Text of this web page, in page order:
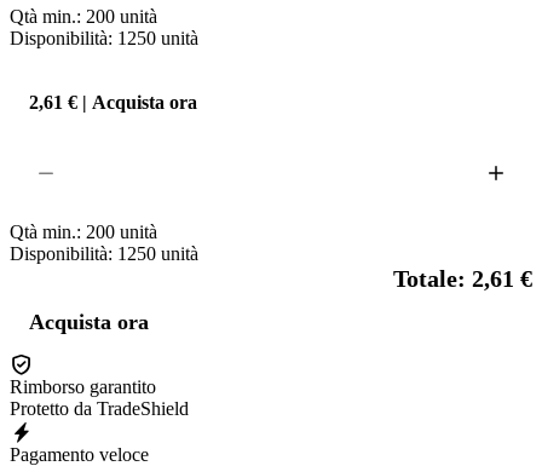
Qtà min.: 200 unità
Disponibilità: 1250 unità
2,61 € | Acquista ora
Qtà min.: 200 unità
Disponibilità: 1250 unità
Totale: 2,61 €
Acquista ora
Rimborso garantito
Protetto da TradeShield
Pagamento veloce